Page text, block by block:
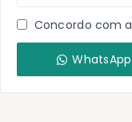
Concordo com a
WhatsApp